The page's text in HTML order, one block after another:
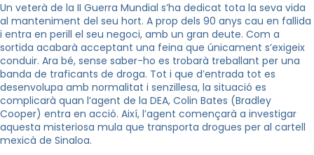
Un veterà de la II Guerra Mundial s’ha dedicat tota la seva vida
al manteniment del seu hort. A prop dels 90 anys cau en fallida
i entra en perill el seu negoci, amb un gran deute. Com a
sortida acabarà acceptant una feina que únicament s’exigeix
conduir. Ara bé, sense saber-ho es trobarà treballant per una
banda de traficants de droga. Tot i que d’entrada tot es
desenvolupa amb normalitat i senzillesa, la situació es
complicarà quan l’agent de la DEA, Colin Bates (Bradley
Cooper) entra en acció. Així, l’agent començarà a investigar
aquesta misteriosa mula que transporta drogues per al cartell
mexicà de Sinaloa.